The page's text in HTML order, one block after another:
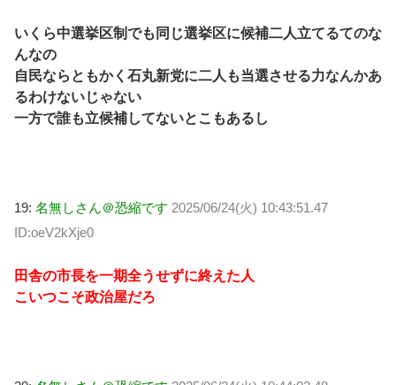
いくら中選挙区制でも同じ選挙区に候補二人立てるてのな
んなの
自民ならともかく石丸新党に二人も当選させる力なんかあ
るわけないじゃない
一方で誰も立候補してないとこもあるし
19: 名無しさん＠恐縮です 2025/06/24(火) 10:43:51.47
ID:oeV2kXje0
田舎の市長を一期全うせずに終えた人
こいつこそ政治屋だろ